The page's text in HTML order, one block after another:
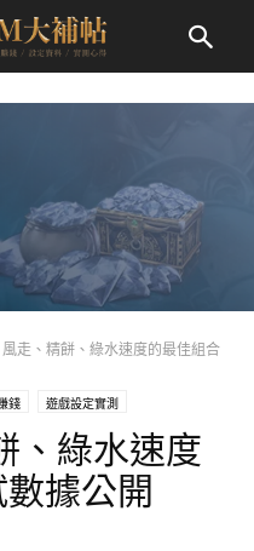
走、精餅、綠水速度的最佳組合
錢 遊戲設定實測
、綠水速度
據公開